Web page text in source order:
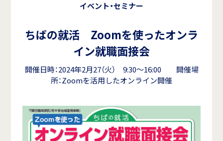
イベント・セミナー
ちばの就活 Zoomを使ったオンラ
イン就職面接会
開催日時：2024年2月27（火） 9:30～16:00 開催場
所：Zoomを活用したオンライン開催